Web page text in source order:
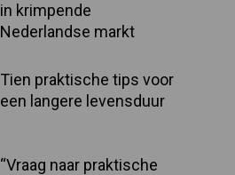
in krimpende
Nederlandse markt
Tien praktische tips voor
een langere levensduur
“Vraag naar praktische